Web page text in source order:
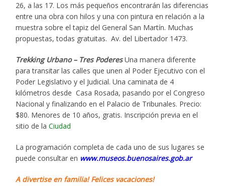
26, a las 17. Los más pequeños encontrarán las diferencias
entre una obra con hilos y una con pintura en relación a la
muestra sobre el tapiz del General San Martín. Muchas
propuestas, todas gratuitas. Av. del Libertador 1473.
Trekking Urbano – Tres PoderesUna manera diferente
para transitar las calles que unen al Poder Ejecutivo con el
Poder Legislativo y el Judicial. Una caminata de 4
kilómetros desde Casa Rosada, pasando por el Congreso
Nacional y finalizando en el Palacio de Tribunales. Precio:
$80. Menores de 10 años, gratis. Inscripción previa en el
sitio de laCiudad
La programación completa de cada uno de sus lugares se
puede consultar en www.museos.buenosaires.gob.ar
A divertise en familia! Felices vacaciones!